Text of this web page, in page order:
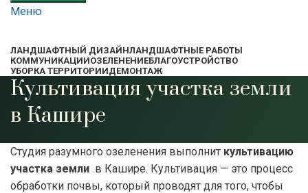
Меню
ЛАНДШАФТНЫЙ ДИЗАЙНЛАНДШАФТНЫЕ РАБОТЫ
КОММУНИКАЦИИОЗЕЛЕНЕНИЕБЛАГОУСТРОЙСТВО
УБОРКА ТЕРРИТОРИИДЕМОНТАЖ
Культивация участка земли
в Кашире
Студия разумного озеленения выполнит культивацию
участка земли в Кашире. Культивация — это процесс
обработки почвы, который проводят для того, чтобы